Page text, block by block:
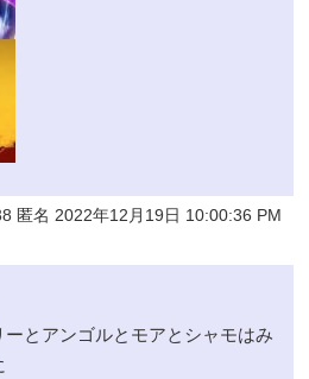
匿名 2022年12月19日 10:00:36 PM
とアンゴルとモアとシャモはみ